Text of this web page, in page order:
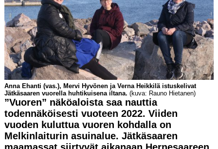
Anna Ehanti (vas.), Mervi Hyvönen ja Verna Heikkilä istuskelivat
Jätkäsaaren vuorella huhtikuisena iltana. (kuva: Rauno Hietanen)
”Vuoren” näköaloista saa nauttia
todennäköisesti vuoteen 2022. Viiden
vuoden kuluttua vuoren kohdalla on
Melkinlaiturin asuinalue. Jätkäsaaren